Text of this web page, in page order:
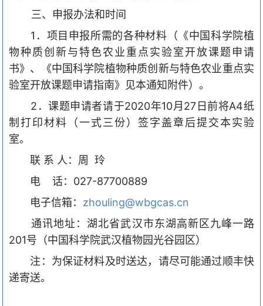
三、申报办法和时间
1 ．项目申报所需的各种材料（《中国科学院植
物种质创新与特色农业重点实验室开放课题申请
书》、《中国科学院植物种质创新与特色农业重点实
验室开放课题申请指南》见本通知附件）。
2 ．课题申请者请于2020年10月 27日前将A4纸
制打印材料（一式三份）签字盖章后提交本实验
室。
联 系 人：周
玲
电
话： 027-87700889
电子信箱： zhouling@wbgcas.cn
通讯地址：湖北省武汉市东湖高新区九峰一路
201号（中国科学院武汉植物园光谷园区）
注：为保证材料及时送达，请尽可能通过顺丰快
递寄送。